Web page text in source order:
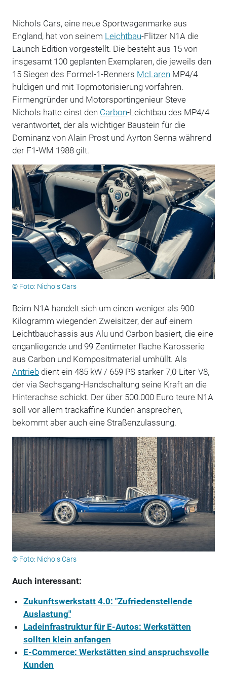
Nichols Cars, eine neue Sportwagenmarke aus
England, hat von seinem Leichtbau-Flitzer N1A die
Launch Edition vorgestellt. Die besteht aus 15 von
insgesamt 100 geplanten Exemplaren, die jeweils den
15 Siegen des Formel-1-Renners McLaren MP4/4
huldigen und mit Topmotorisierung vorfahren.
Firmengründer und Motorsportingenieur Steve
Nichols hatte einst den Carbon-Leichtbau des MP4/4
verantwortet, der als wichtiger Baustein für die
Dominanz von Alain Prost und Ayrton Senna während
der F1-WM 1988 gilt.
© Foto: Nichols Cars
Beim N1A handelt sich um einen weniger als 900
Kilogramm wiegenden Zweisitzer, der auf einem
Leichtbauchassis aus Alu und Carbon basiert, die eine
enganliegende und 99 Zentimeter flache Karosserie
aus Carbon und Kompositmaterial umhüllt. Als
Antriebdient ein 485 kW / 659 PS starker 7,0-Liter-V8,
der via Sechsgang-Handschaltung seine Kraft an die
Hinterachse schickt. Der über 500.000 Euro teure N1A
soll vor allem trackaffine Kunden ansprechen,
bekommt aber auch eine Straßenzulassung.
© Foto: Nichols Cars
Auch interessant:
Zukunftswerkstatt 4.0: "Zufriedenstellende
Auslastung"
Ladeinfrastruktur für E-Autos: Werkstätten
sollten klein anfangen
E-Commerce: Werkstätten sind anspruchsvolle
Kunden